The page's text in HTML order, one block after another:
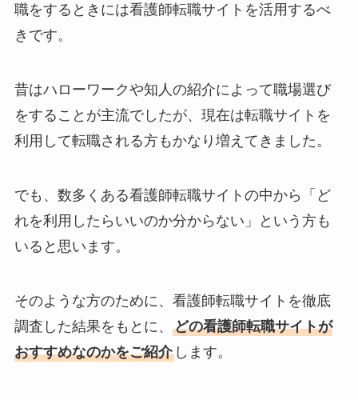
職をするときには看護師転職サイトを活用するべ
きです。
昔はハローワークや知人の紹介によって職場選び
をすることが主流でしたが、現在は転職サイトを
利用して転職される方もかなり増えてきました。
でも、数多くある看護師転職サイトの中から「ど
れを利用したらいいのか分からない」という方も
いると思います。
そのような方のために、看護師転職サイトを徹底
調査した結果をもとに、 どの看護師転職サイトが
おすすめなのかをご紹介します。